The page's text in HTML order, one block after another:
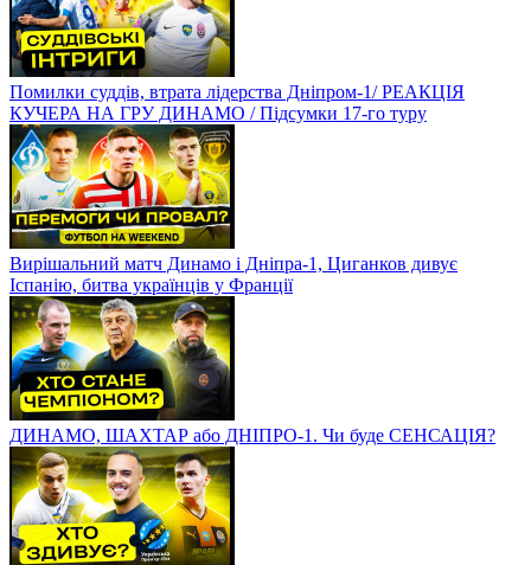
Помилки суддів, втрата лідерства Дніпром-1/ РЕАКЦІЯ
КУЧЕРА НА ГРУ ДИНАМО / Підсумки 17-го туру
Вирішальний матч Динамо і Дніпра-1, Циганков дивує
Іспанію, битва українців у Франції
ДИНАМО, ШАХТАР або ДНІПРО-1. Чи буде СЕНСАЦІЯ?